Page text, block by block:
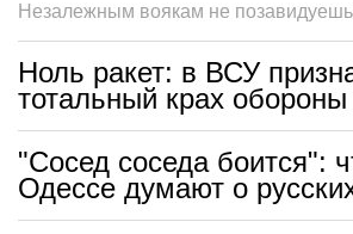
Незалежным воякам не позавидуешь
Ноль ракет: в ВСУ
тотальный крах обороны
"Сосед соседа боится":
Одессе думают о